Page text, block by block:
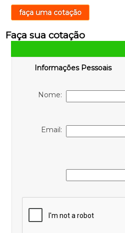
faça uma cotação
Faça sua cotação
Informações Pessoais
Nome:
Email: